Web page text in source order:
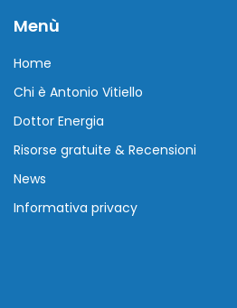
Menù
Home
Chi è Antonio Vitiello
Dottor Energia
Risorse gratuite & Recensioni
News
Informativa privacy